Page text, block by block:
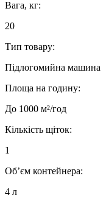
Вага, кг:
20
Тип товару:
Підлогомийна машина
Площа на годину:
До 1000 м²/год
Кількість щіток:
1
Об’єм контейнера:
4 л